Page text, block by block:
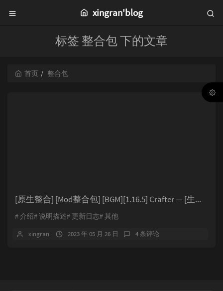
xingran'blog
标签 整合包 下的文章
首页 整合包
[原生整合] [Mod整合包] [BGM][1.16.5] Crafter — [生存|冒险|魔法] 虚无世界3 — 探索未知QwQ
# 介绍# 说明描述# 更新日志# 其他
xingran 2023 年 05 月 26 日 4 条评论